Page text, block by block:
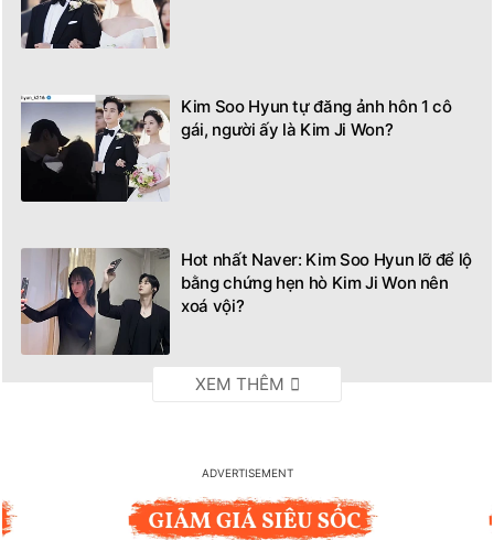
Kim Soo Hyun tự đăng ảnh hôn 1 cô
gái, người ấy là Kim Ji Won?
Hot nhất Naver: Kim Soo Hyun lỡ để lộ
bằng chứng hẹn hò Kim Ji Won nên
xoá vội?